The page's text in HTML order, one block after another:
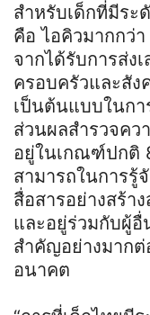
สำหรับเด็กที่มีร
คือ ไอคิวมากกว่
จากได้รับการส่ง
ครอบครัวและสั
เป็นต้นแบบในก
ส่วนผลสำรวจค
อยู่ในเกณฑ์ปกติ
สามารถในการรู้
สื่อสารอย่างสร้า
และอยู่ร่วมกับผู้อื่
สำคัญอย่างมากต่
อนาคต